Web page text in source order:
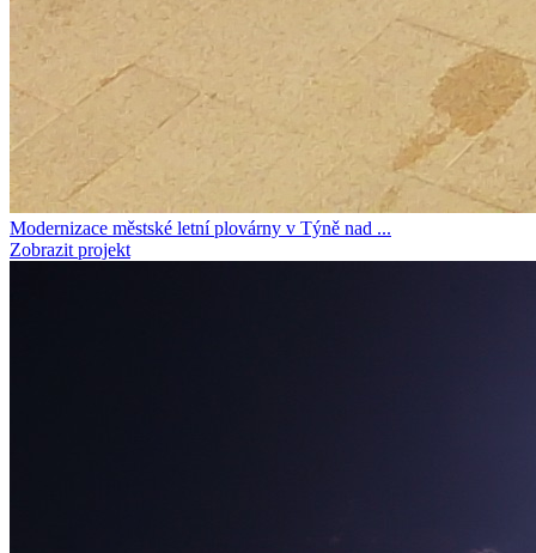
Modernizace městské letní plovárny v Týně nad ...
Zobrazit projekt